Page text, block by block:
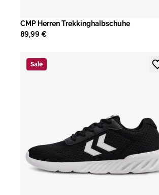
CMP Herren Trekkinghalbschuhe
89,99 €
Sale